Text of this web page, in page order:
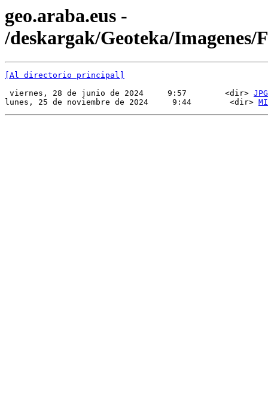
geo.araba.eus -
/deskargak/Geoteka/Imagenes/
[Al directorio principal]
viernes, 28 de junio de 2024     9:57        <dir> JPG
lunes, 25 de noviembre de 2024     9:44        <dir>